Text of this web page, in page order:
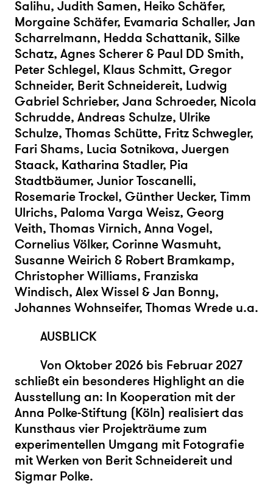
Salihu, Judith Samen, Heiko Schäfer,
Morgaine Schäfer, Evamaria Schaller, Jan
Scharrelmann, Hedda Schattanik, Silke
Schatz, Agnes Scherer & Paul DD Smith,
Peter Schlegel, Klaus Schmitt, Gregor
Schneider, Berit Schneidereit, Ludwig
Gabriel Schrieber, Jana Schroeder, Nicola
Schrudde, Andreas Schulze, Ulrike
Schulze, Thomas Schütte, Fritz Schwegler,
Fari Shams, Lucia Sotnikova, Juergen
Staack, Katharina Stadler, Pia
Stadtbäumer, Junior Toscanelli,
Rosemarie Trockel, Günther Uecker, Timm
Ulrichs, Paloma Varga Weisz, Georg
Veith, Thomas Virnich, Anna Vogel,
Cornelius Völker, Corinne Wasmuht,
Susanne Weirich & Robert Bramkamp,
Christopher Williams, Franziska
Windisch, Alex Wissel & Jan Bonny,
Johannes Wohnseifer, Thomas Wrede u.a.
AUSBLICK
Von Oktober 2026 bis Februar 2027
schließt ein besonderes Highlight an die
Ausstellung an: In Kooperation mit der
Anna Polke-Stiftung (Köln) realisiert das
Kunsthaus vier Projekträume zum
experimentellen Umgang mit Fotografie
mit Werken von Berit Schneidereit und
Sigmar Polke.